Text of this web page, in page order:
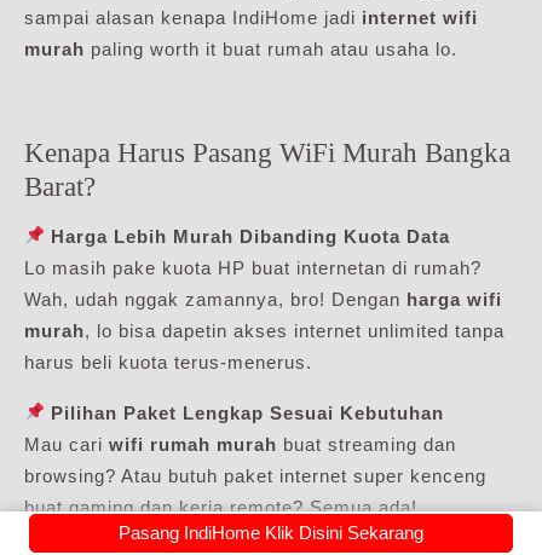
sampai alasan kenapa IndiHome jadi internet wifi
murah paling worth it buat rumah atau usaha lo.
Kenapa Harus Pasang WiFi Murah Bangka
Barat?
Harga Lebih Murah Dibanding Kuota Data
Lo masih pake kuota HP buat internetan di rumah?
Wah, udah nggak zamannya, bro! Dengan harga wifi
murah, lo bisa dapetin akses internet unlimited tanpa
harus beli kuota terus-menerus.
Pilihan Paket Lengkap Sesuai Kebutuhan
Mau cari wifi rumah murah buat streaming dan
browsing? Atau butuh paket internet super kenceng
buat gaming dan kerja remote? Semua ada!
Pasang IndiHome Klik Disini Sekarang